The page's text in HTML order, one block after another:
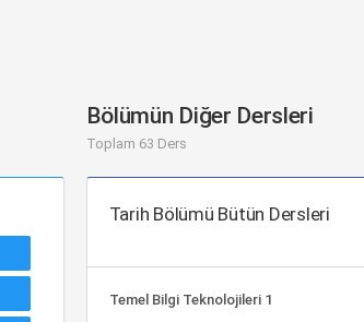
Bölümün Diğer Dersleri
Toplam 63 Ders
Tarih Bölümü Bütün Dersleri
Temel Bilgi Teknolojileri 1